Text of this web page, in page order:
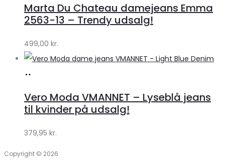
Klædeskabet.dk
Marta Du Chateau damejeans Emma
2563-13 – Trendy udsalg!
499,00 kr.
Klædeskabet.dk
Vero Moda VMANNET – Lyseblå jeans
til kvinder på udsalg!
379,95 kr.
Copyright © 2026